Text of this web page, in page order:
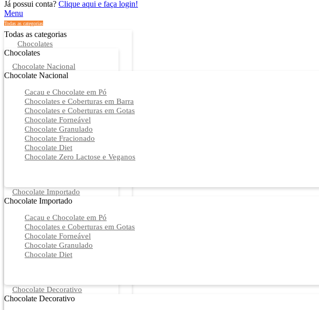
Já possui conta? Clique aqui e faça login!
Menu
Todas as categorias
Todas as categorias
Chocolates
Chocolates
Chocolate Nacional
Chocolate Nacional
Cacau e Chocolate em Pó
Chocolates e Coberturas em Barra
Chocolates e Coberturas em Gotas
Chocolate Forneável
Chocolate Granulado
Chocolate Fracionado
Chocolate Diet
Chocolate Zero Lactose e Veganos
Chocolate Importado
Chocolate Importado
Cacau e Chocolate em Pó
Chocolates e Coberturas em Gotas
Chocolate Forneável
Chocolate Granulado
Chocolate Diet
Chocolate Decorativo
Chocolate Decorativo